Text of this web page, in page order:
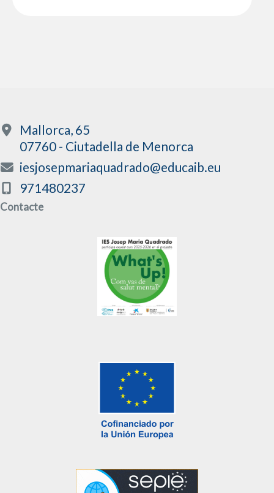
Mallorca, 65
07760 - Ciutadella de Menorca
iesjosepmariaquadrado@educaib.eu
971480237
Contacte